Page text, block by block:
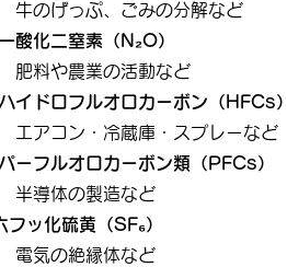
のげっぷ、ごみの分解など
一酸化二窒素（N₂O）
料や農業の活動など
ハイドロフルオロカーボン（HFCs）
アコン・冷蔵庫・ スプレーなど
パーフルオロカーボン類（PFCs）
導体の製造など
フッ化硫黄（SF₆）
気の絶縁体など